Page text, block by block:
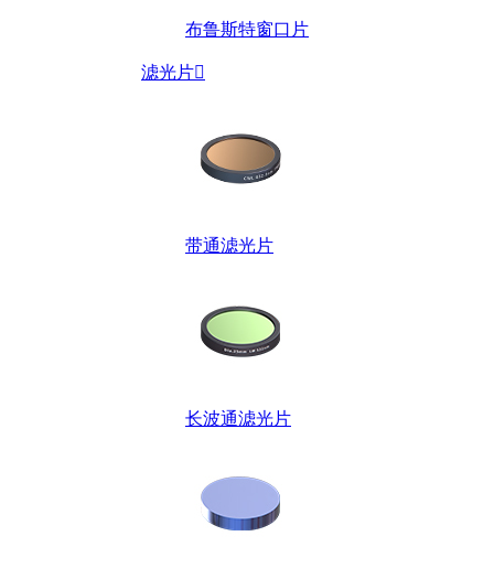
布鲁斯特窗口片
滤光片
带通滤光片
长波通滤光片